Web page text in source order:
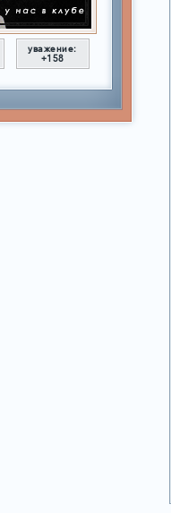
уважение:
+158